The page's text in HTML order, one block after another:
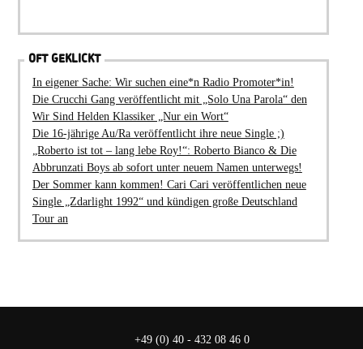
OFT GEKLICKT
In eigener Sache: Wir suchen eine*n Radio Promoter*in!
Die Crucchi Gang veröffentlicht mit „Solo Una Parola“ den
Wir Sind Helden Klassiker „Nur ein Wort“
Die 16-jährige Au/Ra veröffentlicht ihre neue Single ;)
„Roberto ist tot – lang lebe Roy!“: Roberto Bianco & Die
Abbrunzati Boys ab sofort unter neuem Namen unterwegs!
Der Sommer kann kommen! Cari Cari veröffentlichen neue
Single „Zdarlight 1992“ und kündigen große Deutschland
Tour an
+49 (0) 40 - 432 08 46 0